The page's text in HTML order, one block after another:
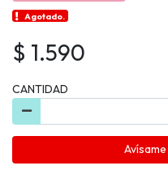
Agotado.
$ 1.590
CANTIDAD